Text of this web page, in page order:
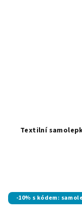
Textilní
-10% s kódem: